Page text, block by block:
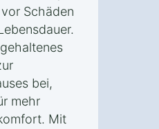
Schäden
bei,
mehr
Mit